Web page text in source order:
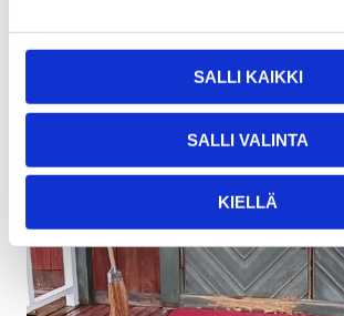
SALLI KAIKKI
SALLI VALINTA
KIELLÄ